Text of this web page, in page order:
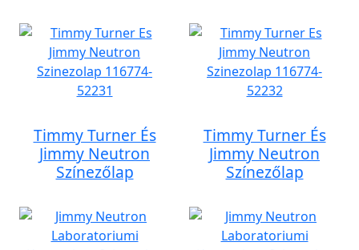
Timmy Turner És
Jimmy Neutron
Színezőlap
Timmy Turner És
Jimmy Neutron
Színezőlap